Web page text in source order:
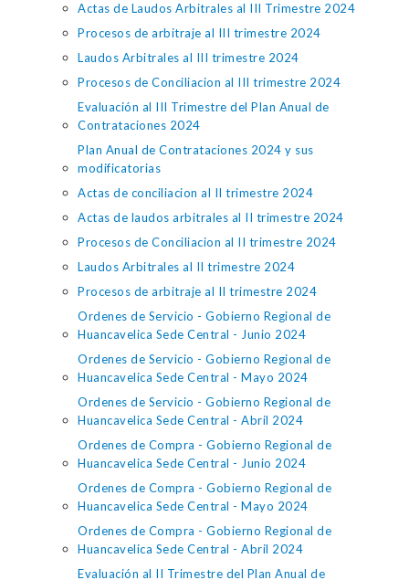
Actas de Laudos Arbitrales al III Trimestre 2024
Procesos de arbitraje al III trimestre 2024
Laudos Arbitrales al III trimestre 2024
Procesos de Conciliacion al III trimestre 2024
Evaluación al III Trimestre del Plan Anual de
Contrataciones 2024
Plan Anual de Contrataciones 2024 y sus
modificatorias
Actas de conciliacion al II trimestre 2024
Actas de laudos arbitrales al II trimestre 2024
Procesos de Conciliacion al II trimestre 2024
Laudos Arbitrales al II trimestre 2024
Procesos de arbitraje al II trimestre 2024
Ordenes de Servicio - Gobierno Regional de
Huancavelica Sede Central - Junio 2024
Ordenes de Servicio - Gobierno Regional de
Huancavelica Sede Central - Mayo 2024
Ordenes de Servicio - Gobierno Regional de
Huancavelica Sede Central - Abril 2024
Ordenes de Compra - Gobierno Regional de
Huancavelica Sede Central - Junio 2024
Ordenes de Compra - Gobierno Regional de
Huancavelica Sede Central - Mayo 2024
Ordenes de Compra - Gobierno Regional de
Huancavelica Sede Central - Abril 2024
Evaluación al II Trimestre del Plan Anual de